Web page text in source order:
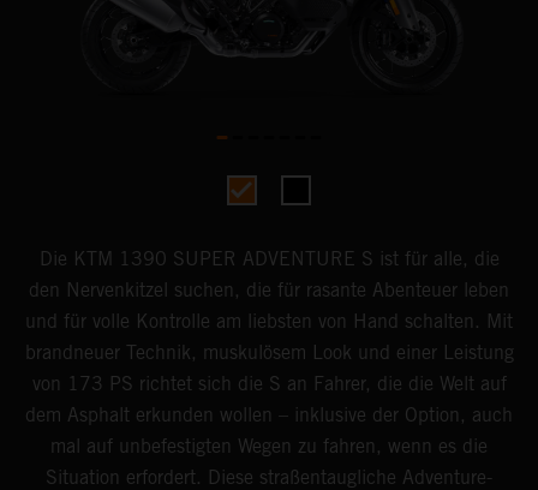
Die KTM 1390 SUPER ADVENTURE S ist für alle, die
den Nervenkitzel suchen, die für rasante Abenteuer leben
und für volle Kontrolle am liebsten von Hand schalten. Mit
brandneuer Technik, muskulösem Look und einer Leistung
von 173 PS richtet sich die S an Fahrer, die die Welt auf
dem Asphalt erkunden wollen – inklusive der Option, auch
mal auf unbefestigten Wegen zu fahren, wenn es die
Situation erfordert. Diese straßentaugliche Adventure-